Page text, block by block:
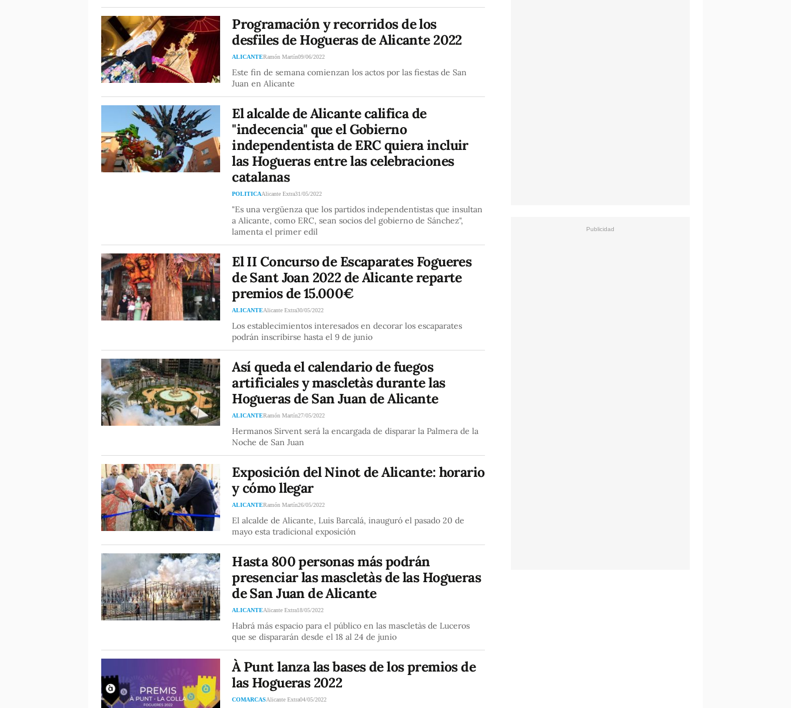
Programación y recorridos de los
desfiles de Hogueras de Alicante 2022
ALICANTERamón Martín09/06/2022
Este fin de semana comienzan los actos por las fiestas de San
Juan en Alicante
El alcalde de Alicante califica de
"indecencia" que el Gobierno
independentista de ERC quiera incluir
las Hogueras entre las celebraciones
catalanas
POLITICAAlicante Extra31/05/2022
"Es una vergüenza que los partidos independentistas que insultan
a Alicante, como ERC, sean socios del gobierno de Sánchez",
lamenta el primer edil
El II Concurso de Escaparates Fogueres
de Sant Joan 2022 de Alicante reparte
premios de 15.000€
ALICANTEAlicante Extra30/05/2022
Los establecimientos interesados en decorar los escaparates
podrán inscribirse hasta el 9 de junio
Así queda el calendario de fuegos
artificiales y mascletàs durante las
Hogueras de San Juan de Alicante
ALICANTERamón Martín27/05/2022
Hermanos Sirvent será la encargada de disparar la Palmera de la
Noche de San Juan
Exposición del Ninot de Alicante: horario
y cómo llegar
ALICANTERamón Martín26/05/2022
El alcalde de Alicante, Luis Barcalá, inauguró el pasado 20 de
mayo esta tradicional exposición
Hasta 800 personas más podrán
presenciar las mascletàs de las Hogueras
de San Juan de Alicante
ALICANTEAlicante Extra18/05/2022
Habrá más espacio para el público en las mascletàs de Luceros
que se dispararán desde el 18 al 24 de junio
À Punt lanza las bases de los premios de
las Hogueras 2022
COMARCASAlicante Extra04/05/2022